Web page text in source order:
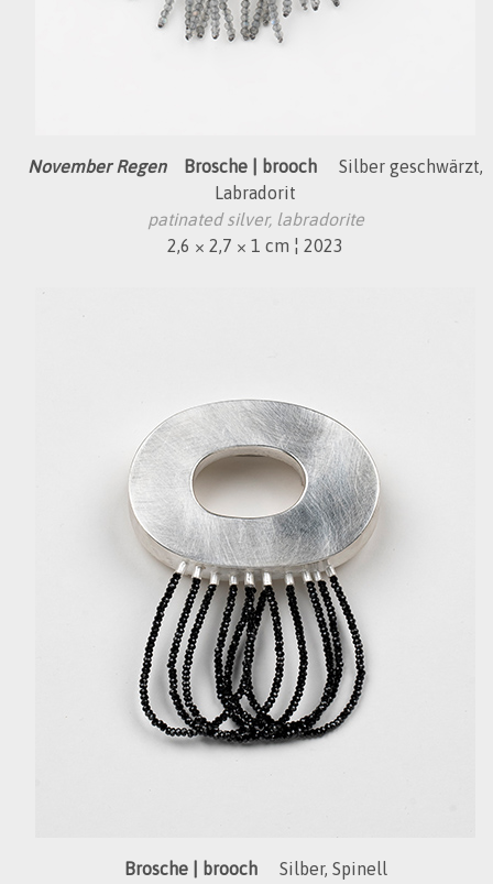
November Regen Brosche | brooch Silber geschwärzt,
Labradorit
patinated silver, labradorite
2,6 × 2,7 × 1 cm ¦ 2023
Brosche | broochSilber, Spinell